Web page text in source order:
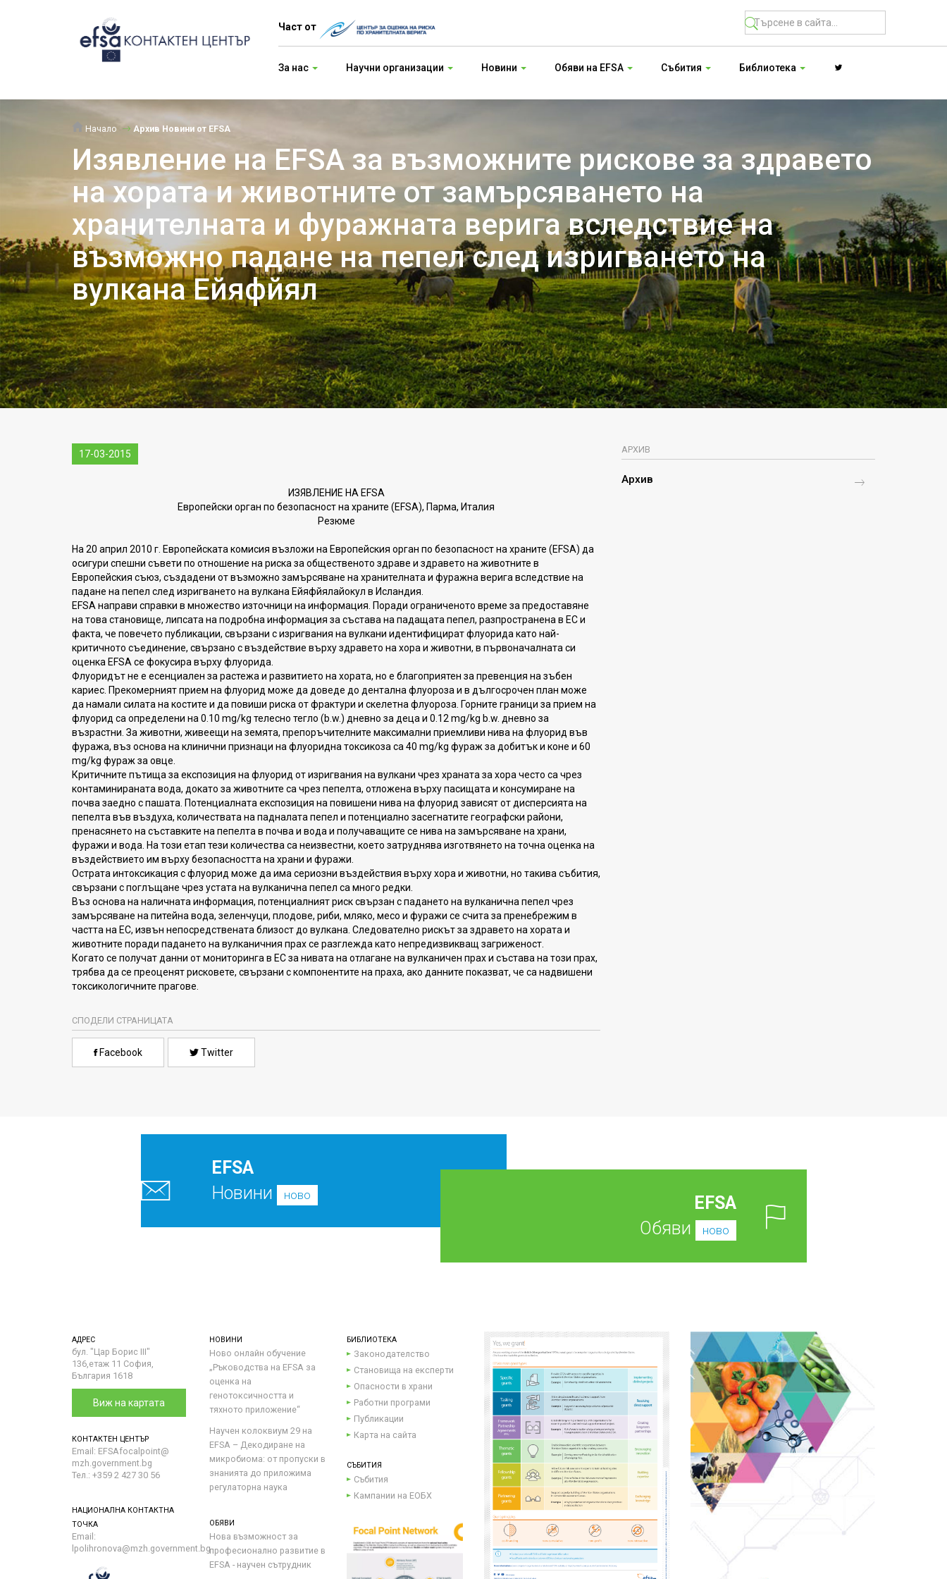
Част от
За нас Научни организации Новини Обяви на EFSA Събития Библиотека
Начало Архив Новини от EFSA
Изявление на EFSA за възможните рискове за здравето
на хората и животните от замърсяването на
хранителната и фуражната верига вследствие на
възможно падане на пепел след изригването на
вулкана Ейяфйял
17-03-2015
ИЗЯВЛЕНИЕ НА EFSA
Европейски орган по безопасност на храните (EFSA), Парма, Италия
Резюме
На 20 април 2010 г. Европейската комисия възложи на Европейския орган по безопасност на храните (EFSA) да
осигури спешни съвети по отношение на риска за общественото здраве и здравето на животните в
Европейския съюз, създадени от възможно замърсяване на хранителната и фуражна верига вследствие на
падане на пепел след изригването на вулкана Ейяфйялайокул в Исландия.
EFSA направи справки в множество източници на информация. Поради ограниченото време за предоставяне
на това становище, липсата на подробна информация за състава на падащата пепел, разпространена в ЕС и
факта, че повечето публикации, свързани с изригвания на вулкани идентифицират флуорида като най-
критичното съединение, свързано с въздействие върху здравето на хора и животни, в първоначалната си
оценка EFSA се фокусира върху флуорида.
Флуоридът не е есенциален за растежа и развитието на хората, но е благоприятен за превенция на зъбен
кариес. Прекомерният прием на флуорид може да доведе до дентална флуороза и в дългосрочен план може
да намали силата на костите и да повиши риска от фрактури и скелетна флуороза. Горните граници за прием на
флуорид са определени на 0.10 mg/kg телесно тегло (b.w.) дневно за деца и 0.12 mg/kg b.w. дневно за
възрастни. За животни, живеещи на земята, препоръчителните максимални приемливи нива на флуорид във
фуража, въз основа на клинични признаци на флуоридна токсикоза са 40 mg/kg фураж за добитък и коне и 60
mg/kg фураж за овце.
Критичните пътища за експозиция на флуорид от изригвания на вулкани чрез храната за хора често са чрез
контаминираната вода, докато за животните са чрез пепелта, отложена върху пасищата и консумиране на
почва заедно с пашата. Потенциалната експозиция на повишени нива на флуорид зависят от дисперсията на
пепелта във въздуха, количествата на падналата пепел и потенциално засегнатите географски райони,
пренасянето на съставките на пепелта в почва и вода и получаващите се нива на замърсяване на храни,
фуражи и вода. На този етап тези количества са неизвестни, което затруднява изготвянето на точна оценка на
въздействието им върху безопасността на храни и фуражи.
Острата интоксикация с флуорид може да има сериозни въздействия върху хора и животни, но такива събития,
свързани с поглъщане чрез устата на вулканична пепел са много редки.
Въз основа на наличната информация, потенциалният риск свързан с падането на вулканична пепел чрез
замърсяване на питейна вода, зеленчуци, плодове, риби, мляко, месо и фуражи се счита за пренебрежим в
частта на ЕС, извън непосредствената близост до вулкана. Следователно рискът за здравето на хората и
животните поради падането на вулканичния прах се разглежда като непредизвикващ загриженост.
Когато се получат данни от мониторинга в ЕС за нивата на отлагане на вулканичен прах и състава на този прах,
трябва да се преоценят рисковете, свързани с компонентите на праха, ако данните показват, че са надвишени
токсикологичните прагове.
СПОДЕЛИ СТРАНИЦАТА
Facebook Twitter
АРХИВ
Архив
EFSA
Новини
ново
EFSA
Обяви
ново
АДРЕС
бул. "Цар Борис III"
136,етаж 11 София,
България 1618
Виж на картата
КОНТАКТЕН ЦЕНТЪР
Email: EFSAfocalpoint@
mzh.government.bg
Тел.: +359 2 427 30 56
НАЦИОНАЛНА КОНТАКТНА
ТОЧКА
Email:
lpolihronova@mzh.government.bg
НОВИНИ
Ново онлайн обучение
„Ръководства на ЕFSA за
оценка на
генотоксичността и
тяхното приложение“
Научен колоквиум 29 на
EFSA – Декодиране на
микробиома: от пропуски в
знанията до приложима
регулаторна наука
ОБЯВИ
Нова възможност за
професионално развитие в
EFSA - научен сътрудник
БИБЛИОТЕКА
Законодателство
Становища на експерти
Опасности в храни
Работни програми
Публикации
Карта на сайта
СЪБИТИЯ
Събития
Кампании на ЕОБХ